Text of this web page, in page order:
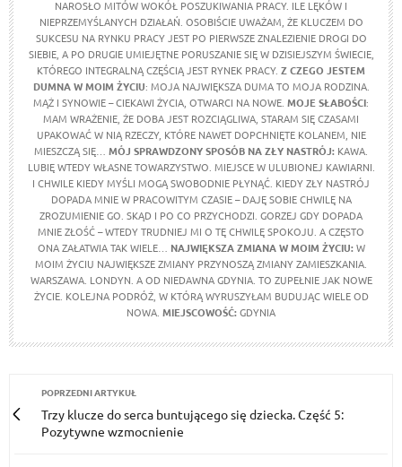
NAROSŁO MITÓW WOKÓŁ POSZUKIWANIA PRACY. ILE LĘKÓW I
NIEPRZEMYŚLANYCH DZIAŁAŃ. OSOBIŚCIE UWAŻAM, ŻE KLUCZEM DO
SUKCESU NA RYNKU PRACY JEST PO PIERWSZE ZNALEZIENIE DROGI DO
SIEBIE, A PO DRUGIE UMIEJĘTNE PORUSZANIE SIĘ W DZISIEJSZYM ŚWIECIE,
KTÓREGO INTEGRALNĄ CZĘŚCIĄ JEST RYNEK PRACY. Z CZEGO JESTEM
DUMNA W MOIM ŻYCIU: MOJA NAJWIĘKSZA DUMA TO MOJA RODZINA.
MĄŻ I SYNOWIE – CIEKAWI ŻYCIA, OTWARCI NA NOWE. MOJE SŁABOŚCI:
MAM WRAŻENIE, ŻE DOBA JEST ROZCIĄGLIWA, STARAM SIĘ CZASAMI
UPAKOWAĆ W NIĄ RZECZY, KTÓRE NAWET DOPCHNIĘTE KOLANEM, NIE
MIESZCZĄ SIĘ… MÓJ SPRAWDZONY SPOSÓB NA ZŁY NASTRÓJ: KAWA.
LUBIĘ WTEDY WŁASNE TOWARZYSTWO. MIEJSCE W ULUBIONEJ KAWIARNI.
I CHWILE KIEDY MYŚLI MOGĄ SWOBODNIE PŁYNĄĆ. KIEDY ZŁY NASTRÓJ
DOPADA MNIE W PRACOWITYM CZASIE – DAJĘ SOBIE CHWILĘ NA
ZROZUMIENIE GO. SKĄD I PO CO PRZYCHODZI. GORZEJ GDY DOPADA
MNIE ZŁOŚĆ – WTEDY TRUDNIEJ MI O TĘ CHWILĘ SPOKOJU. A CZĘSTO
ONA ZAŁATWIA TAK WIELE… NAJWIĘKSZA ZMIANA W MOIM ŻYCIU:W
MOIM ŻYCIU NAJWIĘKSZE ZMIANY PRZYNOSZĄ ZMIANY ZAMIESZKANIA.
WARSZAWA. LONDYN. A OD NIEDAWNA GDYNIA. TO ZUPEŁNIE JAK NOWE
ŻYCIE. KOLEJNA PODRÓŻ, W KTÓRĄ WYRUSZYŁAM BUDUJĄC WIELE OD
NOWA. MIEJSCOWOŚĆ:GDYNIA
POPRZEDNI ARTYKUŁ
Trzy klucze do serca buntującego się dziecka. Część 5:
Pozytywne wzmocnienie